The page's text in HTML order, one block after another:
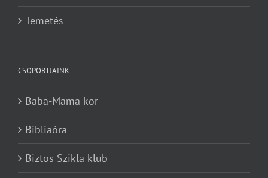
Temetés
CSOPORTJAINK
Baba-Mama kör
Bibliaóra
Biztos Szikla klub